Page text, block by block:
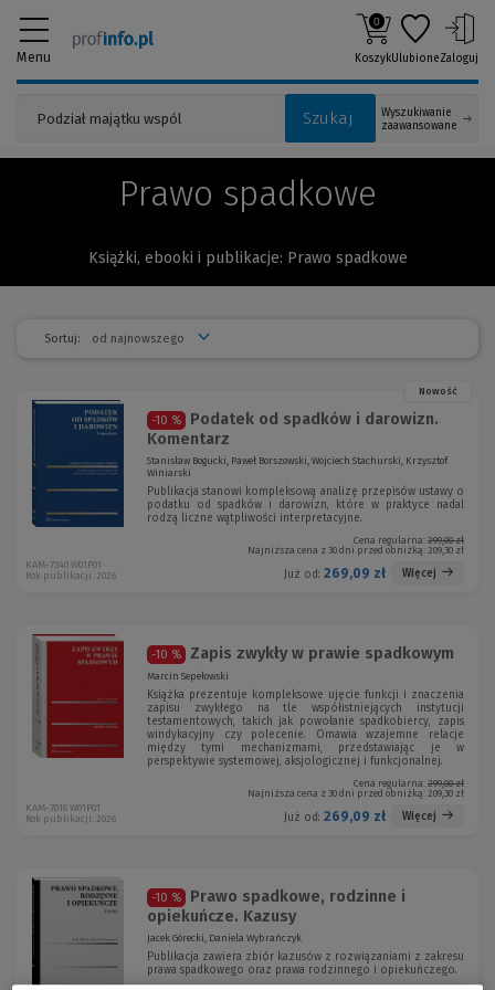
Menu
Szukaj
Wyszukiwanie
zaawansowane
0
KoszykUlubioneZaloguj
Prawo spadkowe
Książki, ebooki i publikacje: Prawo spadkowe
Sortuj:
Nowość
-10 %
Podatek od spadków i darowizn.
Komentarz
Stanisław Bogucki, Paweł Borszowski, Wojciech Stachurski, Krzysztof
Winiarski
Publikacja stanowi kompleksową analizę przepisów ustawy o
podatku od spadków i darowizn, które w praktyce nadal
rodzą liczne wątpliwości interpretacyjne.
Cena regularna: 299,00 zł
Najniższa cena z 30 dni przed obniżką: 209,30 zł
Już od: 269,09 zł Więcej
KAM-7340 W01P01
Rok publikacji: 2026
-10 % Zapis zwykły w prawie spadkowym
Marcin Sepełowski
Książka prezentuje kompleksowe ujęcie funkcji i znaczenia
zapisu zwykłego na tle współistniejących instytucji
testamentowych, takich jak powołanie spadkobiercy, zapis
windykacyjny czy polecenie. Omawia wzajemne relacje
między tymi mechanizmami, przedstawiając je w
perspektywie systemowej, aksjologicznej i funkcjonalnej.
Cena regularna: 299,00 zł
Najniższa cena z 30 dni przed obniżką: 209,30 zł
Już od: 269,09 zł Więcej
KAM-7016 W01P01
Rok publikacji: 2026
-10 %
Prawo spadkowe, rodzinne i
opiekuńcze. Kazusy
Jacek Górecki, Daniela Wybrańczyk
Publikacja zawiera zbiór kazusów z rozwiązaniami z zakresu
prawa spadkowego oraz prawa rodzinnego i opiekuńczego.